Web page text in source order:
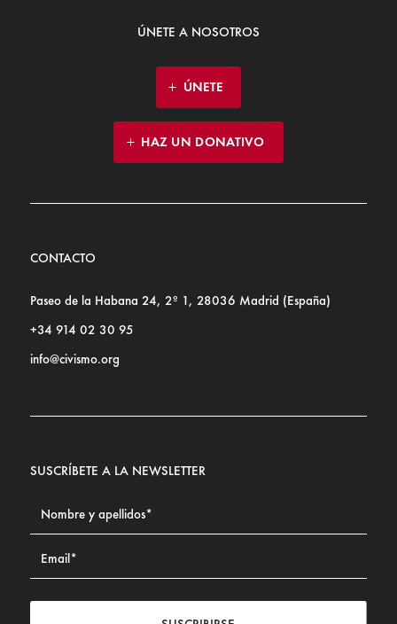
ÚNETE A NOSOTROS
ÚNETE
HAZ UN DONATIVO
CONTACTO
Paseo de la Habana 24, 2º 1, 28036 Madrid (España)
+34 914 02 30 95
info@civismo.org
SUSCRÍBETE A LA NEWSLETTER